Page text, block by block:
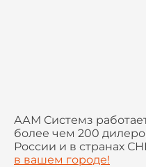
ААМ Системз
более чем 200
России и в странах
в вашем городе!